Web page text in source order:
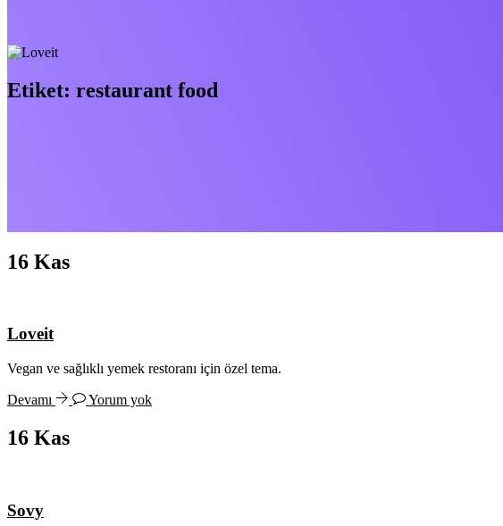
Etiket: restaurant food
16 Kas
Loveit
Vegan ve sağlıklı yemek restoranı için özel tema.
Devamı Yorum yok
16 Kas
Sovy